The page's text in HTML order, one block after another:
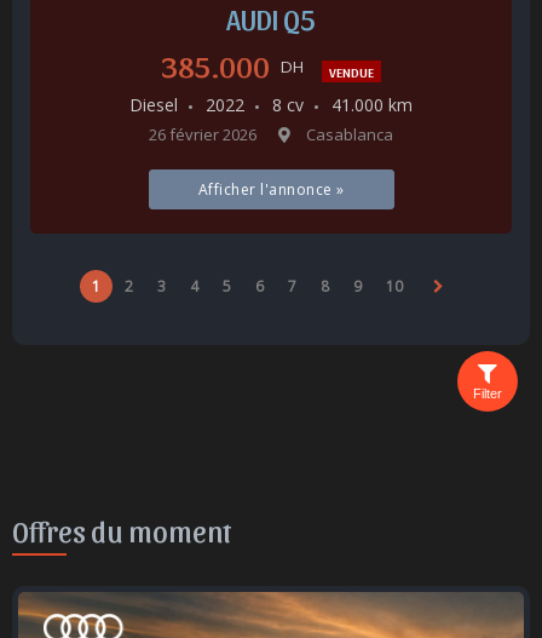
AUDI Q5
385.000 DH VENDUE
Diesel 2022 8 cv 41.000 km
26 février 2026 Casablanca
Afficher l'annonce »
1 2 3 4 5 6 7 8 9 10
Filter
Offres du moment